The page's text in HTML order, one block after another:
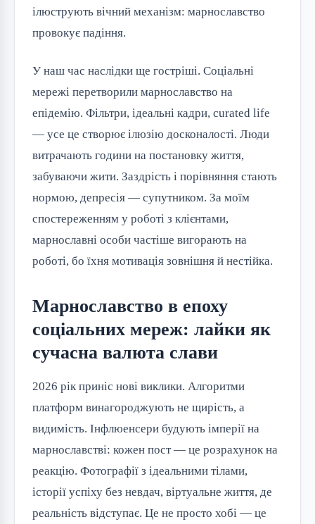
ілюструють вічний механізм: марнославство
провокує падіння.
У наш час наслідки ще гостріші. Соціальні
мережі перетворили марнославство на
епідемію. Фільтри, ідеальні кадри, curated life
— усе це створює ілюзію досконалості. Люди
витрачають години на постановку життя,
забуваючи жити. Заздрість і порівняння стають
нормою, депресія — супутником. За моїм
спостереженням у роботі з клієнтами,
марнославні особи частіше вигорають на
роботі, бо їхня мотивація зовнішня й нестійка.
Марнославство в епоху
соціальних мереж: лайки як
сучасна валюта слави
2026 рік приніс нові виклики. Алгоритми
платформ винагороджують не щирість, а
видимість. Інфлюенсери будують імперії на
марнославстві: кожен пост — це розрахунок на
реакцію. Фотографії з ідеальними тілами,
історії успіху без невдач, віртуальне життя, де
реальність відступає. Це не просто хобі — це